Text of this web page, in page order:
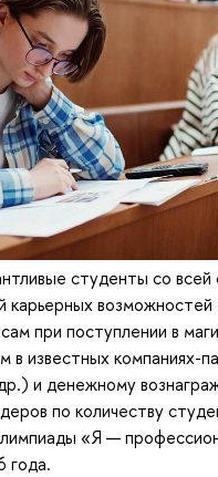
студенты со всей
карьерных
при поступлении в
в известных компаниях-
и денежному
по количеству
«Я —
года.